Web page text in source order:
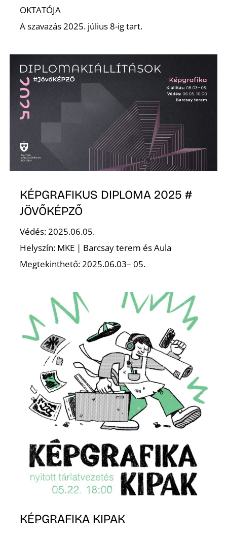
OKTATÓJA
A szavazás 2025. július 8-ig tart.
KÉPGRAFIKUS DIPLOMA 2025 #
JÖVŐKÉPZŐ
Védés: 2025.06.05.
Helyszín: MKE | Barcsay terem és Aula
Megtekinthető: 2025.06.03– 05.
KÉPGRAFIKA KIPAK